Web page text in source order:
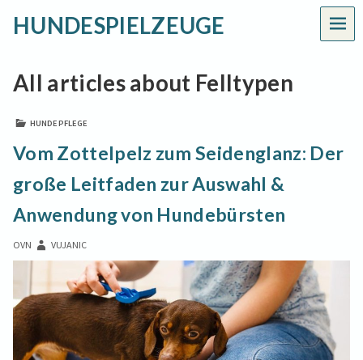
HUNDESPIELZEUGE
All articles about Felltypen
HUNDEPFLEGE
Vom Zottelpelz zum Seidenglanz: Der
große Leitfaden zur Auswahl &
Anwendung von Hundebürsten
OVN VUJANIC